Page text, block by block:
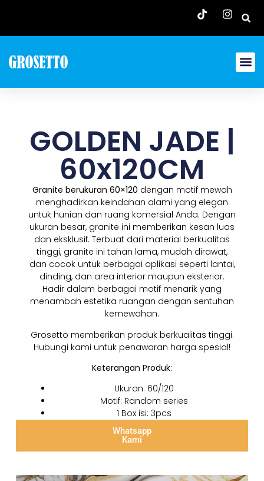
GOLDEN JADE |
60x120CM
Granite berukuran 60×120 dengan motif mewah
menghadirkan keindahan alami yang elegan
untuk hunian dan ruang komersial Anda. Dengan
ukuran besar, granite ini memberikan kesan luas
dan eksklusif. Terbuat dari material berkualitas
tinggi, granite ini tahan lama, mudah dirawat,
dan cocok untuk berbagai aplikasi seperti lantai,
dinding, dan area interior maupun eksterior.
Hadir dalam berbagai motif menarik yang
menambah estetika ruangan dengan sentuhan
kemewahan.
Grosetto memberikan produk berkualitas tinggi.
Hubungi kami untuk penawaran harga spesial!
Keterangan Produk:
Ukuran: 60/120
Motif: Random series
1 Box isi: 3pcs
Whatsapp
Kami